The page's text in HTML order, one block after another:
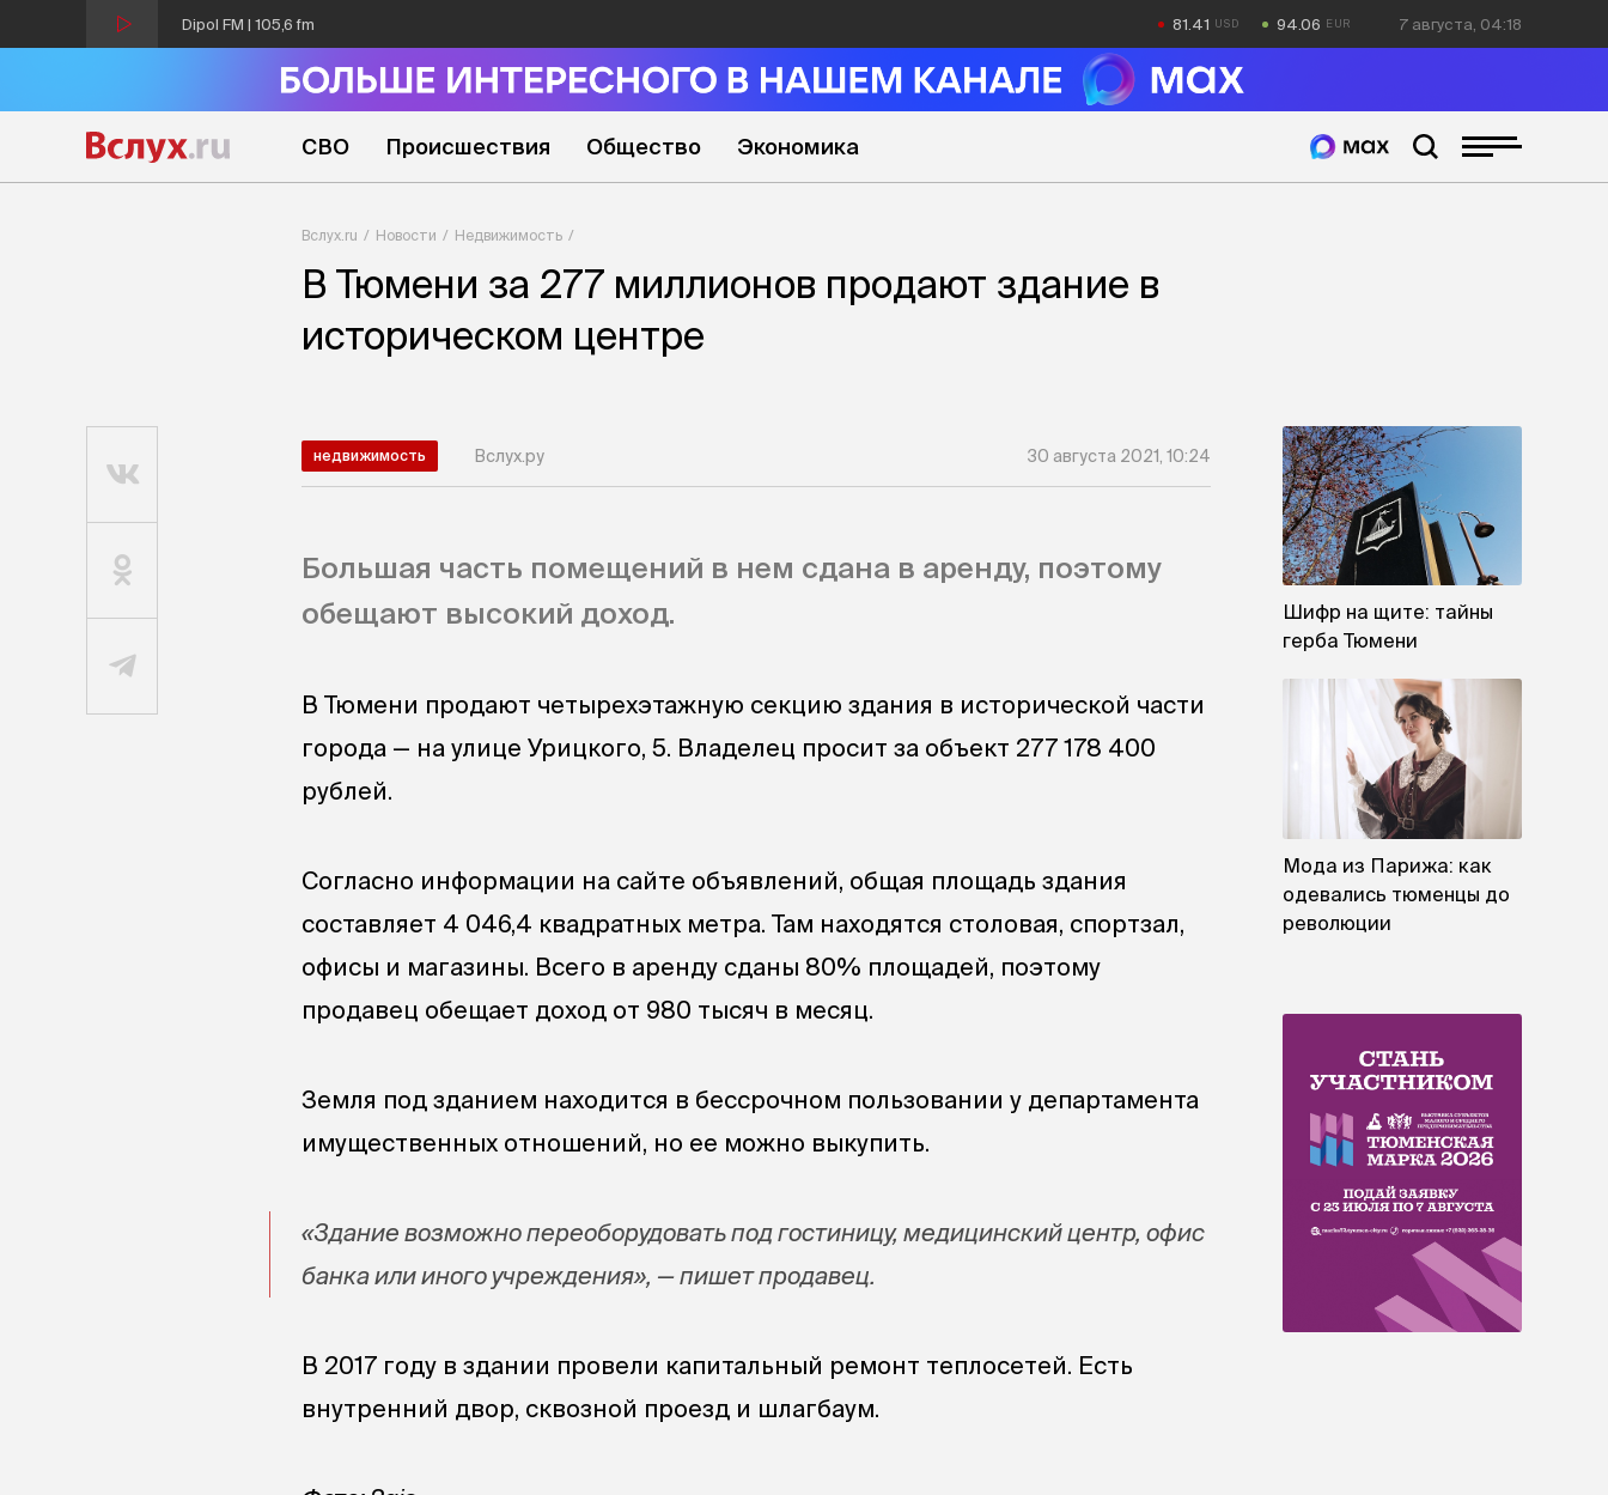
Dipol FM | 105,6 fm 81.41 94.06 7 августа, 04:19
СВО Происшествия Общество Экономика
Вслух.ru Новости Недвижимость
В Тюмени за 277 миллионов продают здание в
историческом центре
недвижимость Вслух.ру 30 августа 2021, 10:24
Большая часть помещений в нем сдана в аренду, поэтому
обещают высокий доход.
В Тюмени продают четырехэтажную секцию здания в исторической части
города — на улице Урицкого, 5. Владелец просит за объект 277 178 400
рублей.
Согласно информации на сайте объявлений, общая площадь здания
составляет 4 046,4 квадратных метра. Там находятся столовая, спортзал,
офисы и магазины. Всего в аренду сданы 80% площадей, поэтому
продавец обещает доход от 980 тысяч в месяц.
Земля под зданием находится в бессрочном пользовании у департамента
имущественных отношений, но ее можно выкупить.
«Здание возможно переоборудовать под гостиницу, медицинский центр, офис
банка или иного учреждения», — пишет продавец.
В 2017 году в здании провели капитальный ремонт теплосетей. Есть
внутренний двор, сквозной проезд и шлагбаум.
Шифр на щите: тайны
герба Тюмени
Мода из Парижа: как
одевались тюменцы до
революции